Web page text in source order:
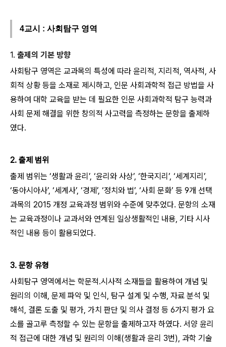
4교시 : 사회탐구 영역
1. 출제의 기본 방향
사회탐구 영역은 교과목의 특성에 따라 윤리적, 지리적, 역사적, 사
회적 상황 등을 소재로 제시하고, 인문 사회과학적 접근 방법을 사
용하여 대학 교육을 받는 데 필요한 인문 사회과학적 탐구 능력과
사회 문제 해결을 위한 창의적 사고력을 측정하는 문항을 출제하
였다.
2. 출제 범위
출제 범위는 ‘생활과 윤리’, ‘윤리와 사상’, ‘한국지리’, ‘세계지리’,
‘동아시아사’, ‘세계사’, ‘경제’, ‘정치와 법’, ‘사회 문화’ 등 9개 선택
과목의 2015 개정 교육과정 범위와 수준에 맞추었다. 문항의 소재
는 교육과정이나 교과서와 연계된 일상생활적인 내용, 기타 시사
적인 내용 등이 활용되었다.
3. 문항 유형
사회탐구 영역에서는 학문적․시사적 소재들을 활용하여 개념 및
원리의 이해, 문제 파악 및 인식, 탐구 설계 및 수행, 자료 분석 및
해석, 결론 도출 및 평가, 가치 판단 및 의사 결정 등 6가지 평가 요
소를 골고루 측정할 수 있는 문항을 출제하고자 하였다. 서양 윤리
적 접근에 대한 개념 및 원리의 이해(생활과 윤리 3번), 과학 기술